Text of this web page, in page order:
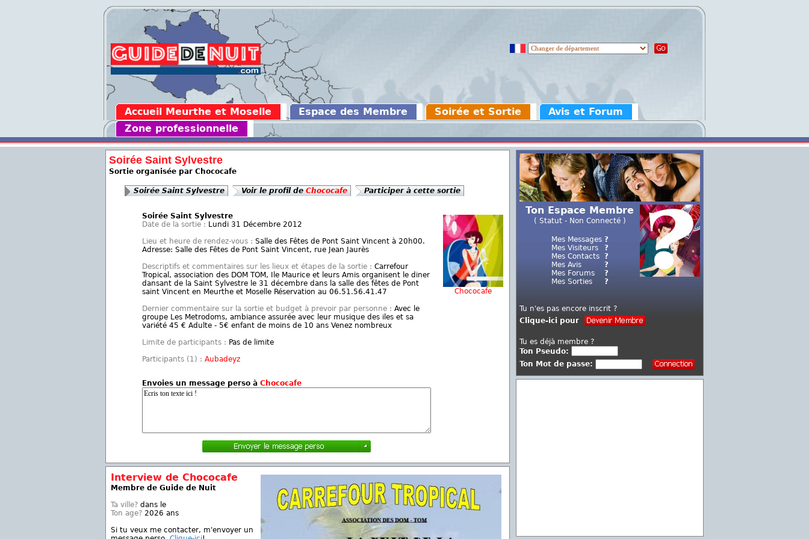
Accueil Meurthe et Moselle Espace des Membre Soirée et Sortie
Avis et Forum
Zone professionnelle
Soirée Saint Sylvestre
Sortie organisée par Chococafe
Soirée Saint Sylvestre Voir le profil de Chococafe Participer à cette sortie
Chococafe
Soirée Saint Sylvestre
Date de la sortie : Lundi 31 Décembre 2012
Lieu et heure de rendez-vous : Salle des Fêtes de Pont Saint Vincent à 20h00.
Adresse: Salle des Fêtes de Pont Saint Vincent, rue Jean Jaurès
Descriptifs et commentaires sur les lieux et étapes de la sortie : Carrefour
Tropical, association des DOM TOM, Ile Maurice et leurs Amis organisent le diner
dansant de la Saint Sylvestre le 31 décembre dans la salle des fêtes de Pont
saint Vincent en Meurthe et Moselle Réservation au 06.51.56.41.47
Dernier commentaire sur la sortie et budget à prevoir par personne : Avec le
groupe Les Metrodoms, ambiance assurée avec leur musique des iles et sa
variété 45 € Adulte - 5€ enfant de moins de 10 ans Venez nombreux
Limite de participants : Pas de limite
Participants (1) : Aubadeyz
Envoies un message perso à Chococafe
Interview de Chococafe
Membre de Guide de Nuit
Ta ville? dans le
Ton age? 2026 ans
Si tu veux me contacter, m'envoyer un
Ton Espace Membre
( Statut - Non Connecté )
Mes Messages
Mes Visiteurs
Mes Contacts
Mes Avis
Mes Forums
Mes Sorties
?
?
?
?
?
?
Tu n'es pas encore inscrit ?
Clique-ici pour
Tu es déjà membre ?
Ton Pseudo:
Ton Mot de passe: